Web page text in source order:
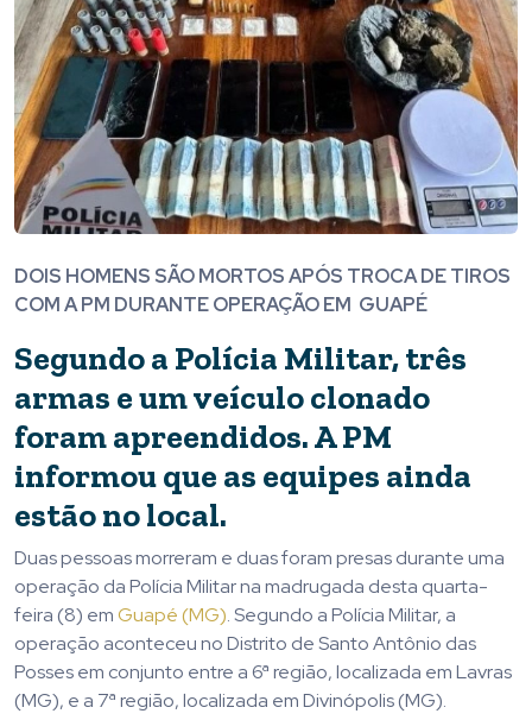
DOIS HOMENS SÃO MORTOS APÓS TROCA DE TIROS
COM A PM DURANTE OPERAÇÃO EM GUAPÉ
Segundo a Polícia Militar, três
armas e um veículo clonado
foram apreendidos. A PM
informou que as equipes ainda
estão no local.
Duas pessoas morreram e duas foram presas durante uma
operação da Polícia Militar na madrugada desta quarta-
feira (8) emGuapé (MG). Segundo a Polícia Militar, a
operação aconteceu no Distrito de Santo Antônio das
Posses em conjunto entre a 6ª região, localizada em Lavras
(MG), e a 7ª região, localizada em Divinópolis (MG).